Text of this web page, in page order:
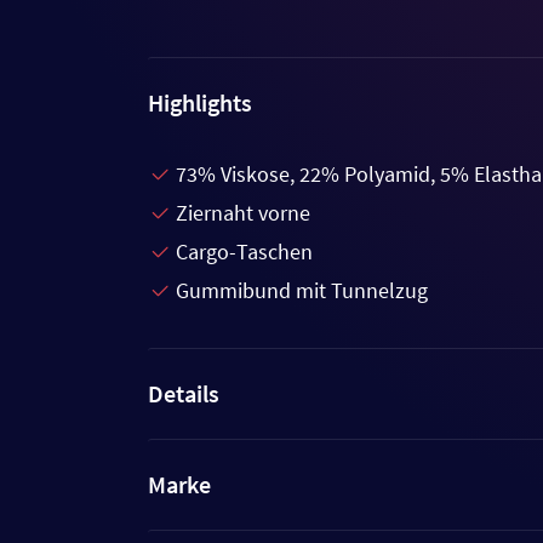
Highlights
73% Viskose, 22% Polyamid, 5%
Ziernaht vorne
Cargo-Taschen
Gummibund mit Tunnelzug
Details
Marke